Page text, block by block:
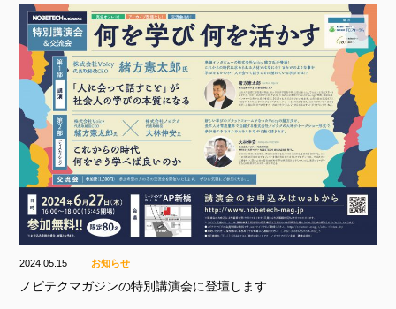
2024.05.15 お知らせ
ノビテクマガジンの特別講演会に登壇します